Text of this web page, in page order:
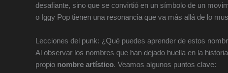
desafiante, sino que se convirtió en un símbolo de un
o Iggy Pop tienen una resonancia que va más allá de lo
Lecciones del punk: ¿Qué puedes aprender de estos
Al observar los nombres que han dejado huella en la
propio nombre artístico. Veamos algunos puntos clave: